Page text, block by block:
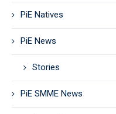
PiE Natives
PiE News
Stories
PiE SMME News